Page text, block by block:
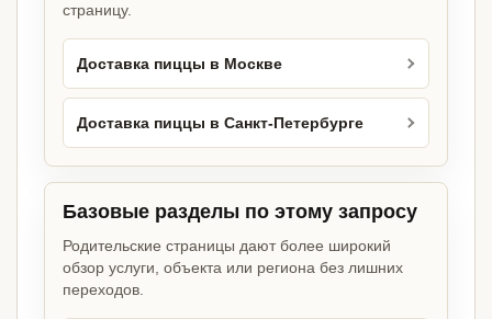
страницу.
Доставка пиццы в Москве
Доставка пиццы в Санкт-Петербурге
Базовые разделы по этому запросу
Родительские страницы дают более широкий
обзор услуги, объекта или региона без лишних
переходов.